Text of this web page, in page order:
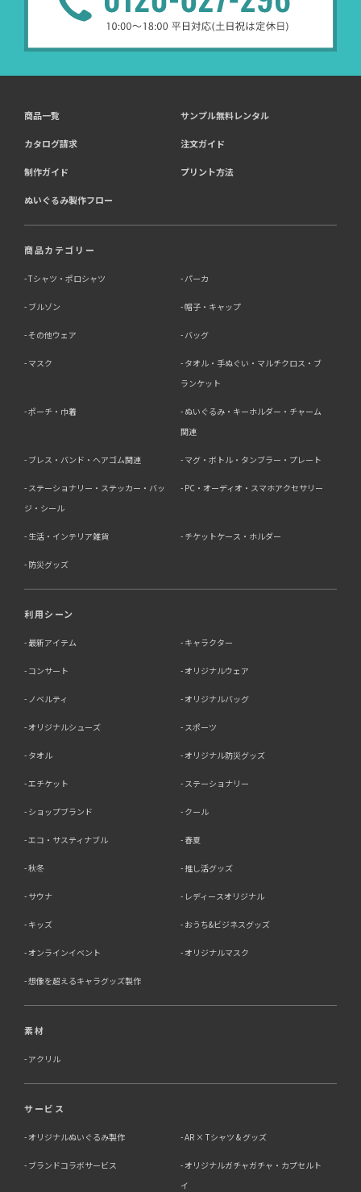
商品一覧 サンプル無料レンタル
カタログ請求 注文ガイド
制作ガイド プリント方法
ぬいぐるみ製作フロー
商品カテゴリー
Tシャツ・ポロシャツ パーカ
ブルゾン 帽子・キャップ
その他ウェア バッグ
マスク
タオル・手ぬぐい・マルチクロス・ブ
ランケット
ポーチ・巾着
ぬいぐるみ・キーホルダー・チャーム
関連
ブレス・バンド・ヘアゴム関連 マグ・ボトル・タンブラー・プレート
ステーショナリー・ステッカー・バッ
ジ・シール
PC・オーディオ・スマホアクセサリー
生活・インテリア雑貨 チケットケース・ホルダー
防災グッズ
利用シーン
最新アイテム キャラクター
コンサート オリジナルウェア
ノベルティ オリジナルバッグ
オリジナルシューズ スポーツ
タオル オリジナル防災グッズ
エチケット ステーショナリー
ショップブランド クール
エコ・サスティナブル 春夏
秋冬 推し活グッズ
サウナ レディースオリジナル
キッズ おうち&ビジネスグッズ
オンラインイベント オリジナルマスク
想像を超えるキャラグッズ製作
素材
アクリル
サービス
オリジナルぬいぐるみ製作 AR × Tシャツ & グッズ
ブランドコラボサービス
オリジナルガチャガチャ・カプセルト
イ